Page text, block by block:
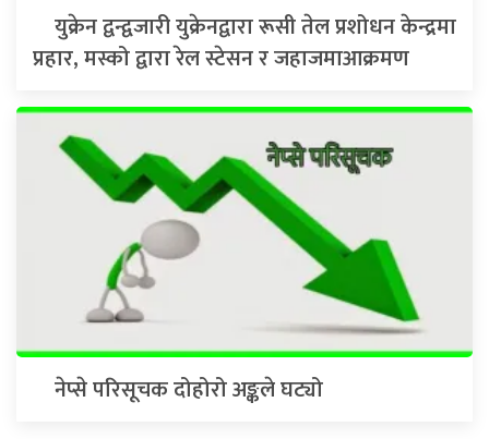
युक्रेन द्वन्द्वजारी युक्रेनद्वारा रूसी तेल प्रशोधन केन्द्रमा
प्रहार, मस्को द्वारा रेल स्टेसन र जहाजमाआक्रमण
नेप्से परिसूचक दोहोरो अङ्कले घट्यो